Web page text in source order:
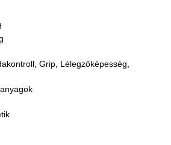
Grip, Lélegzőképesség,